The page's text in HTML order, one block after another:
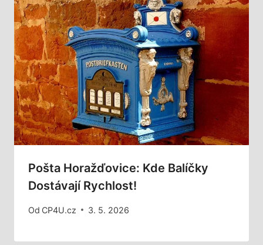
Pošta Horažďovice: Kde Balíčky
Dostávají Rychlost!
Od CP4U.cz 3. 5. 2026